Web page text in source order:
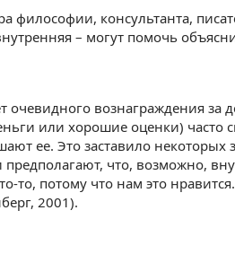
консультанта,
– могут помочь
очевидного вознаграждения за
или хорошие оценки)
ее. Это заставило некоторых
что, возможно,
то, потому что нам это
2001).